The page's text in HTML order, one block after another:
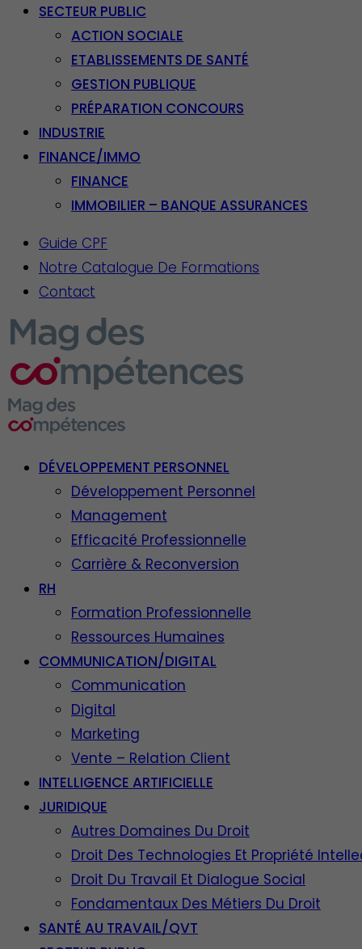
SECTEUR PUBLIC
ACTION SOCIALE
ETABLISSEMENTS DE SANTÉ
GESTION PUBLIQUE
PRÉPARATION CONCOURS
INDUSTRIE
FINANCE/IMMO
FINANCE
IMMOBILIER – BANQUE ASSURANCES
Guide CPF
Notre Catalogue De Formations
Contact
DÉVELOPPEMENT PERSONNEL
Développement Personnel
Management
Efficacité Professionnelle
Carrière & Reconversion
RH
Formation Professionnelle
Ressources Humaines
COMMUNICATION/DIGITAL
Communication
Digital
Marketing
Vente – Relation Client
INTELLIGENCE ARTIFICIELLE
JURIDIQUE
Autres Domaines Du Droit
Droit Des Technologies Et Propriété
Droit Du Travail Et Dialogue Social
Fondamentaux Des Métiers Du Droit
SANTÉ AU TRAVAIL/QVT